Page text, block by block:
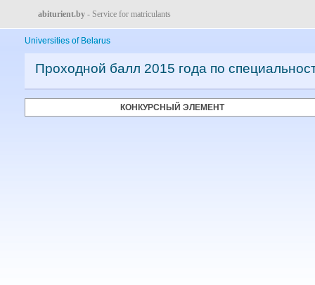
abiturient.by - Service for matriculants
Universities of Belarus
Проходной балл 2015 года по
КОНКУРСНЫЙ ЭЛЕМЕНТ